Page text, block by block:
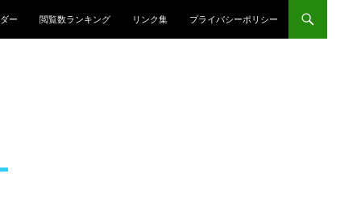
ー
閲覧数ランキング リンク集 プライバシーポリシー